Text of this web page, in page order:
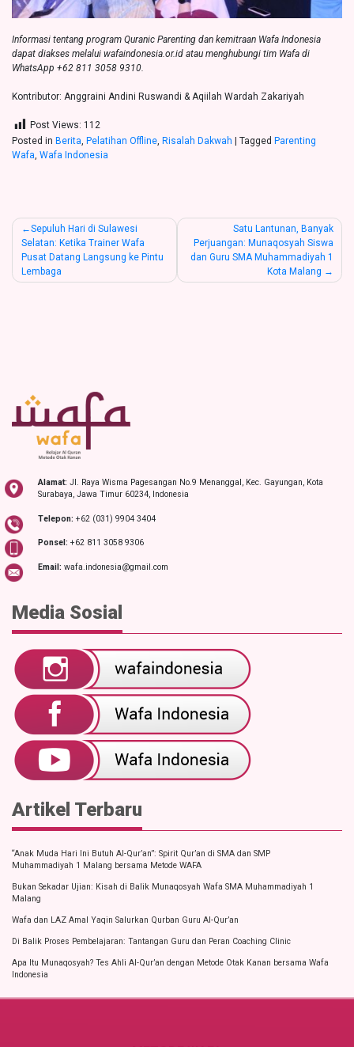
Informasi tentang program Quranic Parenting dan kemitraan Wafa Indonesia
dapat diakses melalui wafaindonesia.or.id atau menghubungi tim Wafa di
WhatsApp +62 811 3058 9310.
Kontributor: Anggraini Andini Ruswandi & Aqiilah Wardah Zakariyah
Post Views: 112
Posted in Berita Pelatihan Offline Risalah Dakwah | Tagged Parenting
Wafa Wafa Indonesia
Post
navigation
Sepuluh Hari di Sulawesi
Selatan: Ketika Trainer Wafa
Pusat Datang Langsung ke Pintu
Lembaga
Satu Lantunan, Banyak
Perjuangan: Munaqosyah Siswa
dan Guru SMA Muhammadiyah 1
Kota Malang
Alamat: Jl. Raya Wisma Pagesangan No.9 Menanggal, Kec. Gayungan, Kota
Surabaya, Jawa Timur 60234, Indonesia
Telepon: +62 (031) 9904 3404
Ponsel: +62 811 3058 9306
Email: wafa.indonesia@gmail.com
Media Sosial
Artikel Terbaru
“Anak Muda Hari Ini Butuh Al-Qur’an”: Spirit Qur’an di SMA dan SMP
Muhammadiyah 1 Malang bersama Metode WAFA
Bukan Sekadar Ujian: Kisah di Balik Munaqosyah Wafa SMA Muhammadiyah 1
Malang
Wafa dan LAZ Amal Yaqin Salurkan Qurban Guru Al-Qur’an
Di Balik Proses Pembelajaran: Tantangan Guru dan Peran Coaching Clinic
Apa Itu Munaqosyah? Tes Ahli Al-Qur’an dengan Metode Otak Kanan bersama Wafa
Indonesia